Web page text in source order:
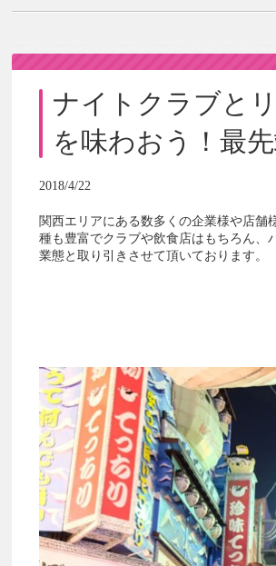
ナイトクラブと
を味わおう！最
2018/4/22
関西エリアにある数多くの企業様や店舗
種も豊富でクラブや飲食店はもちろん、
業態と取り引きさせて頂いております。